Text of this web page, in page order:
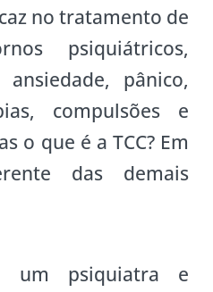
no tratamento de
psiquiátricos,
pânico,
compulsões e
o que é a TCC? Em
das demais
um psiquiatra e